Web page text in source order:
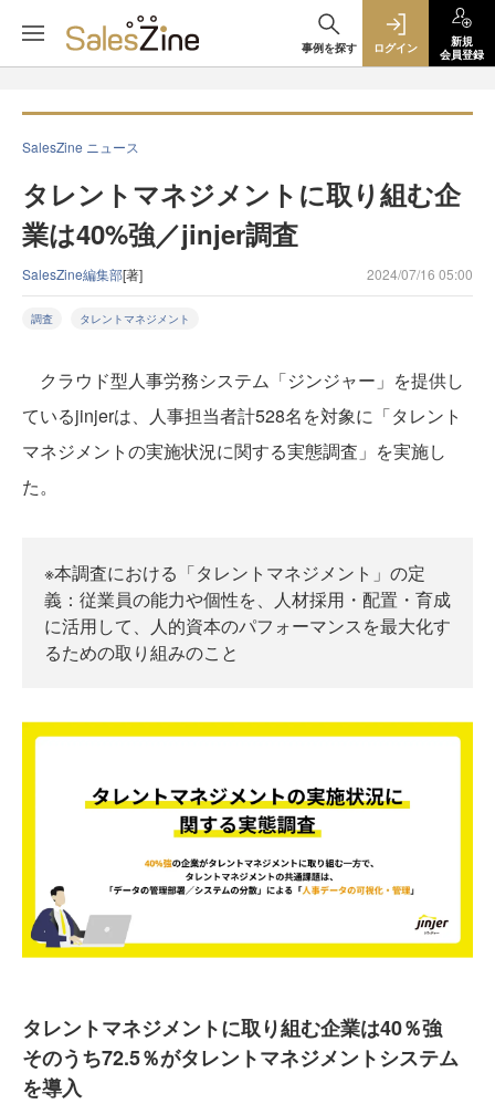
事例を探す ログイン
新規
会員登録
SalesZine ニュース
タレントマネジメントに取り組む企
業は40%強／jinjer調査
SalesZine編集部[著] 2024/07/16 05:00
調査 タレントマネジメント
クラウド型人事労務システム「ジンジャー」を提供し
ているjinjerは、人事担当者計528名を対象に「タレント
マネジメントの実施状況に関する実態調査」を実施し
た。
※本調査における「タレントマネジメント」の定
義：従業員の能力や個性を、人材採用・配置・育成
に活用して、人的資本のパフォーマンスを最大化す
るための取り組みのこと
タレントマネジメントに取り組む企業は40％強
そのうち72.5％がタレントマネジメントシステム
を導入